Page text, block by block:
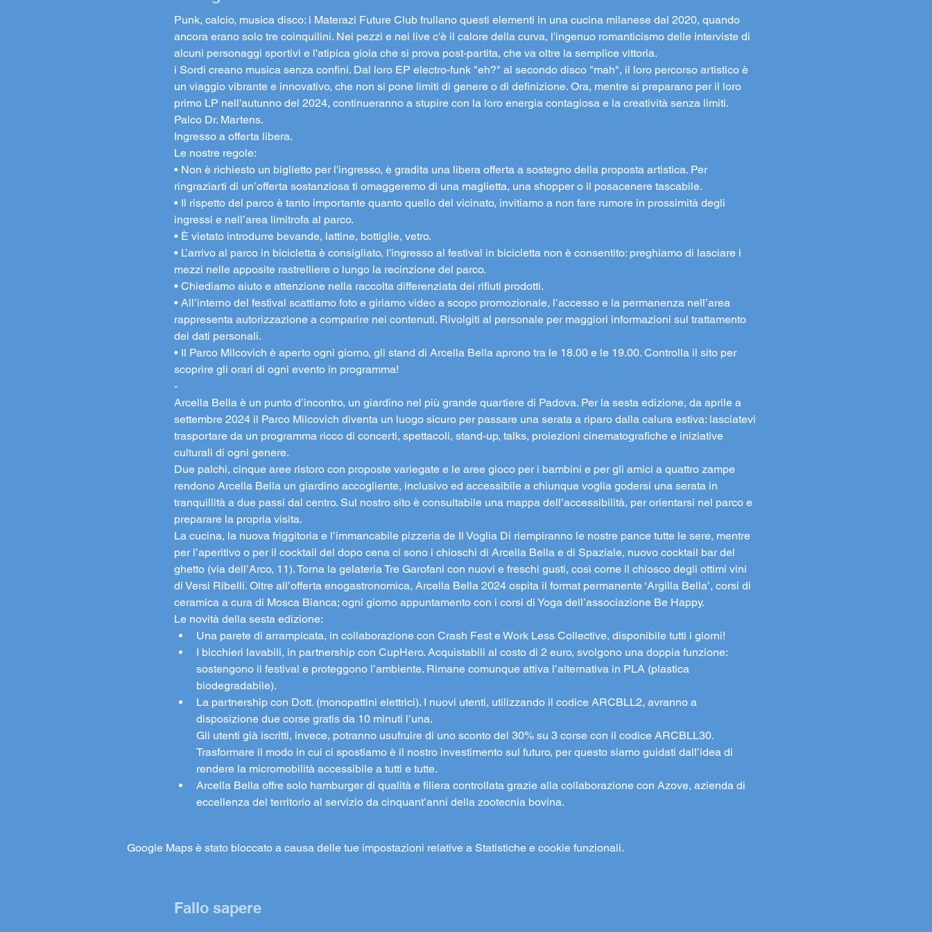
Punk, calcio, musica disco: i Materazi Future Club frullano questi elementi in una cucina milanese dal 2020, quando
ancora erano solo tre coinquilini. Nei pezzi e nei live c'è il calore della curva, l'ingenuo romanticismo delle interviste di
alcuni personaggi sportivi e l'atipica gioia che si prova post-partita, che va oltre la semplice vittoria.
i Sordi creano musica senza confini. Dal loro EP electro-funk "eh?" al secondo disco "mah", il loro percorso artistico è
un viaggio vibrante e innovativo, che non si pone limiti di genere o di definizione. Ora, mentre si preparano per il loro
primo LP nell'autunno del 2024, continueranno a stupire con la loro energia contagiosa e la creatività senza limiti.
Palco Dr. Martens.
Ingresso a offerta libera.
Le nostre regole:
• Non è richiesto un biglietto per l'ingresso, è gradita una libera offerta a sostegno della proposta artistica. Per
ringraziarti di un’offerta sostanziosa ti omaggeremo di una maglietta, una shopper o il posacenere tascabile.
• Il rispetto del parco è tanto importante quanto quello del vicinato, invitiamo a non fare rumore in prossimità degli
ingressi e nell’area limitrofa al parco.
• È vietato introdurre bevande, lattine, bottiglie, vetro.
• L’arrivo al parco in bicicletta è consigliato, l'ingresso al festival in bicicletta non è consentito: preghiamo di lasciare i
mezzi nelle apposite rastrelliere o lungo la recinzione del parco.
• Chiediamo aiuto e attenzione nella raccolta differenziata dei rifiuti prodotti.
• All’interno del festival scattiamo foto e giriamo video a scopo promozionale, l’accesso e la permanenza nell’area
rappresenta autorizzazione a comparire nei contenuti. Rivolgiti al personale per maggiori informazioni sul trattamento
dei dati personali.
• Il Parco Milcovich è aperto ogni giorno, gli stand di Arcella Bella aprono tra le 18.00 e le 19.00. Controlla il sito per
scoprire gli orari di ogni evento in programma!
-
Arcella Bella è un punto d’incontro, un giardino nel più grande quartiere di Padova. Per la sesta edizione, da aprile a
settembre 2024 il Parco Milcovich diventa un luogo sicuro per passare una serata a riparo dalla calura estiva: lasciatevi
trasportare da un programma ricco di concerti, spettacoli, stand-up, talks, proiezioni cinematografiche e iniziative
culturali di ogni genere.
Due palchi, cinque aree ristoro con proposte variegate e le aree gioco per i bambini e per gli amici a quattro zampe
rendono Arcella Bella un giardino accogliente, inclusivo ed accessibile a chiunque voglia godersi una serata in
tranquillità a due passi dal centro. Sul nostro sito è consultabile una mappa dell’accessibilità, per orientarsi nel parco e
preparare la propria visita.
La cucina, la nuova friggitoria e l’immancabile pizzeria de Il Voglia Di riempiranno le nostre pance tutte le sere, mentre
per l’aperitivo o per il cocktail del dopo cena ci sono i chioschi di Arcella Bella e di Spaziale, nuovo cocktail bar del
ghetto (via dell’Arco, 11). Torna la gelateria Tre Garofani con nuovi e freschi gusti, così come il chiosco degli ottimi vini
di Versi Ribelli. Oltre all’offerta enogastronomica, Arcella Bella 2024 ospita il format permanente ‘Argilla Bella’, corsi di
ceramica a cura di Mosca Bianca; ogni giorno appuntamento con i corsi di Yoga dell’associazione Be Happy.
Le novità della sesta edizione:
Una parete di arrampicata, in collaborazione con Crash Fest e Work Less Collective, disponibile tutti i giorni!
I bicchieri lavabili, in partnership con CupHero. Acquistabili al costo di 2 euro, svolgono una doppia funzione:
sostengono il festival e proteggono l’ambiente. Rimane comunque attiva l’alternativa in PLA (plastica
biodegradabile).
La partnership con Dott. (monopattini elettrici). I nuovi utenti, utilizzando il codice ARCBLL2, avranno a
disposizione due corse gratis da 10 minuti l’una.
Gli utenti già iscritti, invece, potranno usufruire di uno sconto del 30% su 3 corse con il codice ARCBLL30.
Trasformare il modo in cui ci spostiamo è il nostro investimento sul futuro, per questo siamo guidati dall’idea di
rendere la micromobilità accessibile a tutti e tutte.
Arcella Bella offre solo hamburger di qualità e filiera controllata grazie alla collaborazione con Azove, azienda di
eccellenza del territorio al servizio da cinquant’anni della zootecnia bovina.
Google Maps è stato bloccato a causa delle tue impostazioni relative a Statistiche e cookie funzionali.
Fallo sapere